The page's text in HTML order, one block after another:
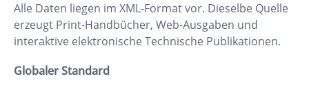
Alle Daten liegen im XML-Format vor. Dieselbe Quelle
erzeugt Print-Handbücher, Web-Ausgaben und
interaktive elektronische Technische Publikationen.
Globaler Standard